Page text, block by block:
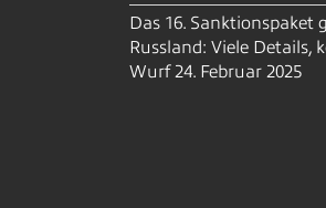
Das 16. Sanktionspaket
Russland: Viele Details,
Wurf 24. Februar 2025